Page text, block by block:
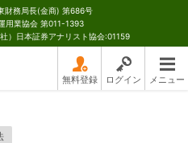
財務局長(金商) 第686号
用業協会 第011-1393
）日本証券アナリスト協会:01159
無料登録 ログイン メニュー